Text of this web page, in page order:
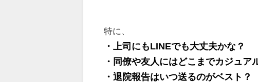
特に、
・上司にもLINEでも大丈夫かな？
・同僚や友人にはどこまでカジュア
・退院報告はいつ送るのがベスト？